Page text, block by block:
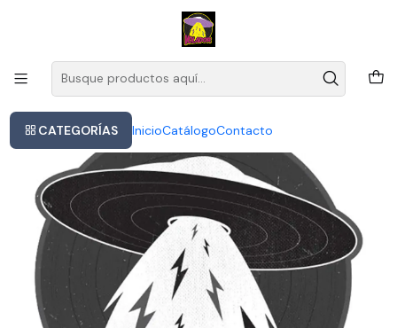
CATEGORÍAS InicioCatálogoContacto
Este es el texto del slide